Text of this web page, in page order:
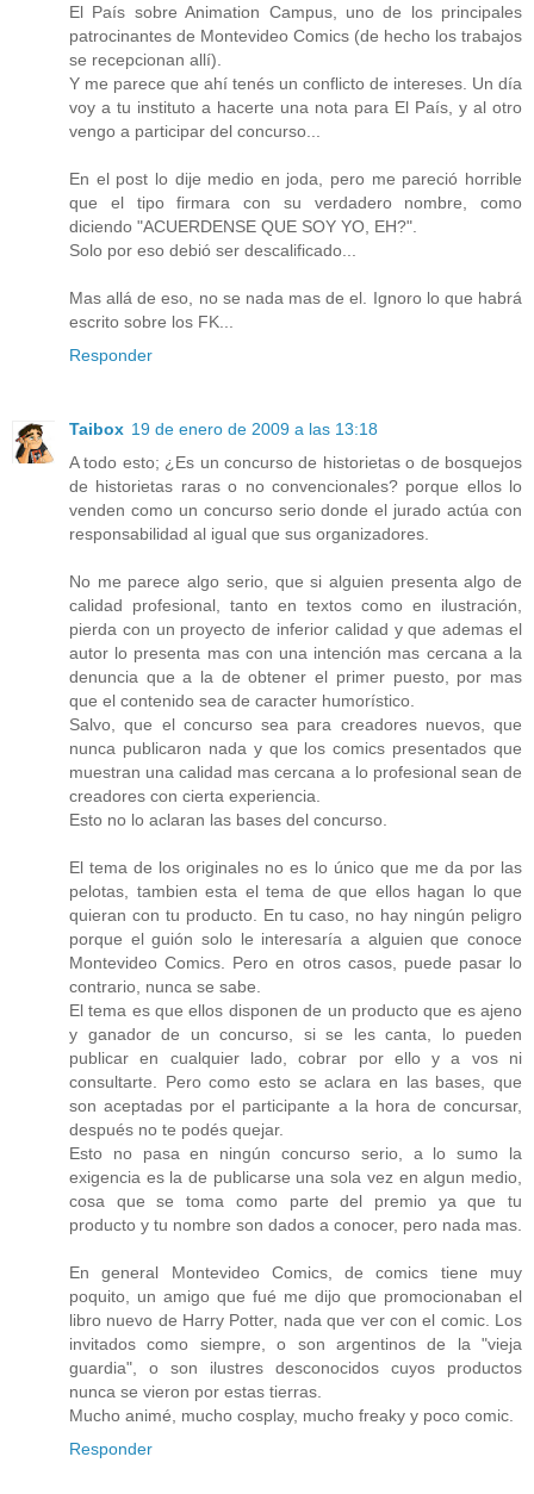
El País sobre Animation Campus, uno de los principales
patrocinantes de Montevideo Comics (de hecho los trabajos
se recepcionan allí).
Y me parece que ahí tenés un conflicto de intereses. Un día
voy a tu instituto a hacerte una nota para El País, y al otro
vengo a participar del concurso...
En el post lo dije medio en joda, pero me pareció horrible
que el tipo firmara con su verdadero nombre, como
diciendo "ACUERDENSE QUE SOY YO, EH?".
Solo por eso debió ser descalificado...
Mas allá de eso, no se nada mas de el. Ignoro lo que habrá
escrito sobre los FK...
Responder
Taibox 19 de enero de 2009 a las 13:18
A todo esto; ¿Es un concurso de historietas o de bosquejos
de historietas raras o no convencionales? porque ellos lo
venden como un concurso serio donde el jurado actúa con
responsabilidad al igual que sus organizadores.
No me parece algo serio, que si alguien presenta algo de
calidad profesional, tanto en textos como en ilustración,
pierda con un proyecto de inferior calidad y que ademas el
autor lo presenta mas con una intención mas cercana a la
denuncia que a la de obtener el primer puesto, por mas
que el contenido sea de caracter humorístico.
Salvo, que el concurso sea para creadores nuevos, que
nunca publicaron nada y que los comics presentados que
muestran una calidad mas cercana a lo profesional sean de
creadores con cierta experiencia.
Esto no lo aclaran las bases del concurso.
El tema de los originales no es lo único que me da por las
pelotas, tambien esta el tema de que ellos hagan lo que
quieran con tu producto. En tu caso, no hay ningún peligro
porque el guión solo le interesaría a alguien que conoce
Montevideo Comics. Pero en otros casos, puede pasar lo
contrario, nunca se sabe.
El tema es que ellos disponen de un producto que es ajeno
y ganador de un concurso, si se les canta, lo pueden
publicar en cualquier lado, cobrar por ello y a vos ni
consultarte. Pero como esto se aclara en las bases, que
son aceptadas por el participante a la hora de concursar,
después no te podés quejar.
Esto no pasa en ningún concurso serio, a lo sumo la
exigencia es la de publicarse una sola vez en algun medio,
cosa que se toma como parte del premio ya que tu
producto y tu nombre son dados a conocer, pero nada mas.
En general Montevideo Comics, de comics tiene muy
poquito, un amigo que fué me dijo que promocionaban el
libro nuevo de Harry Potter, nada que ver con el comic. Los
invitados como siempre, o son argentinos de la "vieja
guardia", o son ilustres desconocidos cuyos productos
nunca se vieron por estas tierras.
Mucho animé, mucho cosplay, mucho freaky y poco comic.
Responder